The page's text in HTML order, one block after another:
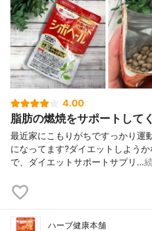
4.00
脂肪の燃焼をサポートして
最近家にこもりがちですっかり運
になってます?ダイエットしよう
で、ダイエットサポートサプリ…
ハーブ健康本舗